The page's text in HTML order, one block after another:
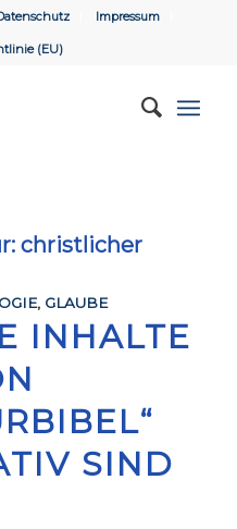
Impressum
(EU)
christlicher
, GLAUBE
INHALTE
SIND